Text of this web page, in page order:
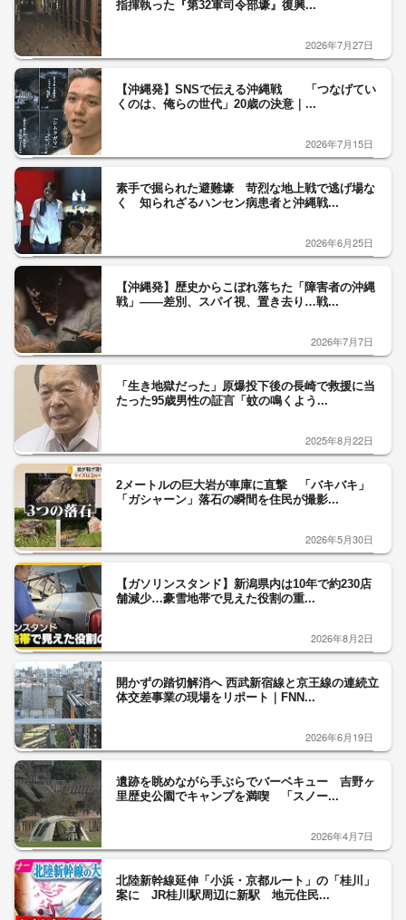
指揮執った『第32軍司令部壕』復興...
2026年7月27日
【沖縄発】SNSで伝える沖縄戦 「つなげてい
くのは、俺らの世代」20歳の決意｜...
2026年7月15日
素手で掘られた避難壕 苛烈な地上戦で逃げ場な
く 知られざるハンセン病患者と沖縄戦...
2026年6月25日
【沖縄発】歴史からこぼれ落ちた「障害者の沖縄
戦」――差別、スパイ視、置き去り…戦...
2026年7月7日
「生き地獄だった」原爆投下後の長崎で救援に当
たった95歳男性の証言「蚊の鳴くよう...
2025年8月22日
2メートルの巨大岩が車庫に直撃 「バキバキ」
「ガシャーン」落石の瞬間を住民が撮影...
2026年5月30日
【ガソリンスタンド】新潟県内は10年で約230店
舗減少…豪雪地帯で見えた役割の重...
2026年8月2日
開かずの踏切解消へ 西武新宿線と京王線の連続立
体交差事業の現場をリポート｜FNN...
2026年6月19日
遺跡を眺めながら手ぶらでバーベキュー 吉野ヶ
里歴史公園でキャンプを満喫 「スノー...
2026年4月7日
北陸新幹線延伸「小浜・京都ルート」の「桂川」
案に JR桂川駅周辺に新駅 地元住民...